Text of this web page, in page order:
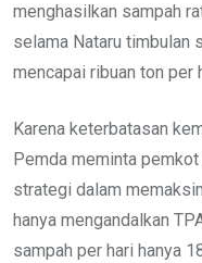
menghasilkan sampah
selama Nataru timbulan
mencapai ribuan ton per
Karena keterbatasan
Pemda meminta
strategi dalam
hanya mengandalkan
sampah per hari hanya